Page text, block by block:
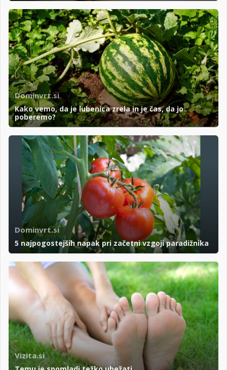
Dominvrt.si
Kako vemo, da je lubenica zrela in je čas, da jo
poberemo?
Dominvrt.si
5 najpogostejših napak pri začetni vzgoji paradižnika
Vizita.si